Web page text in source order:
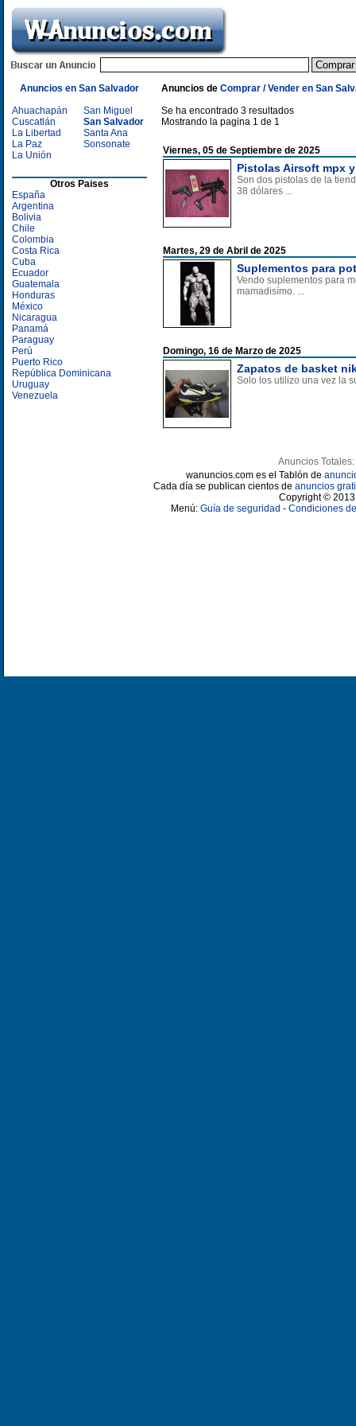
Anuncios en San Salvador
Ahuachapán
Cuscatlán
La Libertad
La Paz
La Unión
San Miguel
San Salvador
Santa Ana
Sonsonate
Otros Paises
España
Argentina
Bolivia
Chile
Colombia
Costa Rica
Cuba
Ecuador
Guatemala
Honduras
México
Nicaragua
Panamá
Paraguay
Perú
Puerto Rico
República Dominicana
Uruguay
Venezuela
Anuncios de Comprar / Vender en San
Se ha encontrado 3 resultados
Mostrando la pagina 1 de 1
Viernes, 05 de Septiembre de 2025
Pistolas Airsoft mpx
Son dos pistolas de la
38 dólares ...
Martes, 29 de Abril de 2025
Suplementos para
Vendo suplementos para
mamadisímo. ...
Domingo, 16 de Marzo de 2025
Zapatos de basket
Solo los utilizo una vez la
Anuncios Totales:
wanuncios.com es el Tablón de
Cada día se publican cientos de anuncios
Copyright ©
Menú: Guía de seguridad - Condiciones